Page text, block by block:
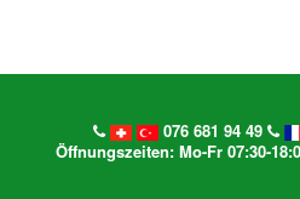
076 681 94 49
Öffnungszeiten: Mo-Fr 07:30-